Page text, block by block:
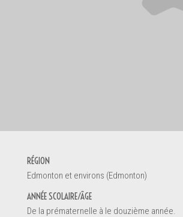
RÉGION
Edmonton et environs (Edmonton)
ANNÉE SCOLAIRE/ÂGE
De la prématernelle à le douzième année.